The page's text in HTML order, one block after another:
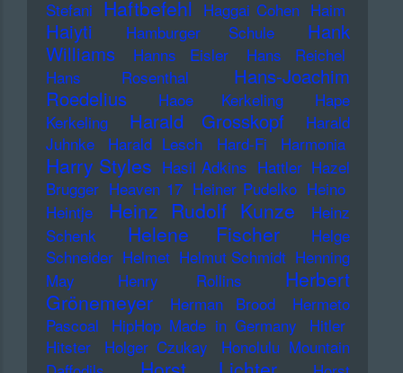
Stefani Haftbefehl Haggai Cohen Haim
Haiyti Hamburger Schule
Hank
Williams
Hanns Eisler
Hans Reichel
Hans Rosenthal
Hans-Joachim
Roedelius
Haoe Kerkeling
Hape
Kerkeling
Harald Grosskopf
Harald
Juhnke
Harald Lesch Hard-Fi Harmonia
Harry Styles Hasil Adkins Hattler Hazel
Brugger Heaven 17 Heiner Pudelko Heino
Heintje
Heinz Rudolf Kunze
Heinz
Schenk
Helene Fischer
Helge
Schneider Helmet Helmut Schmidt Henning
May
Henry Rollins
Herbert
Grönemeyer
Herman Brood
Hermeto
Pascoal
HipHop Made in Germany
Hitler
Hitster
Holger Czukay
Honolulu Mountain